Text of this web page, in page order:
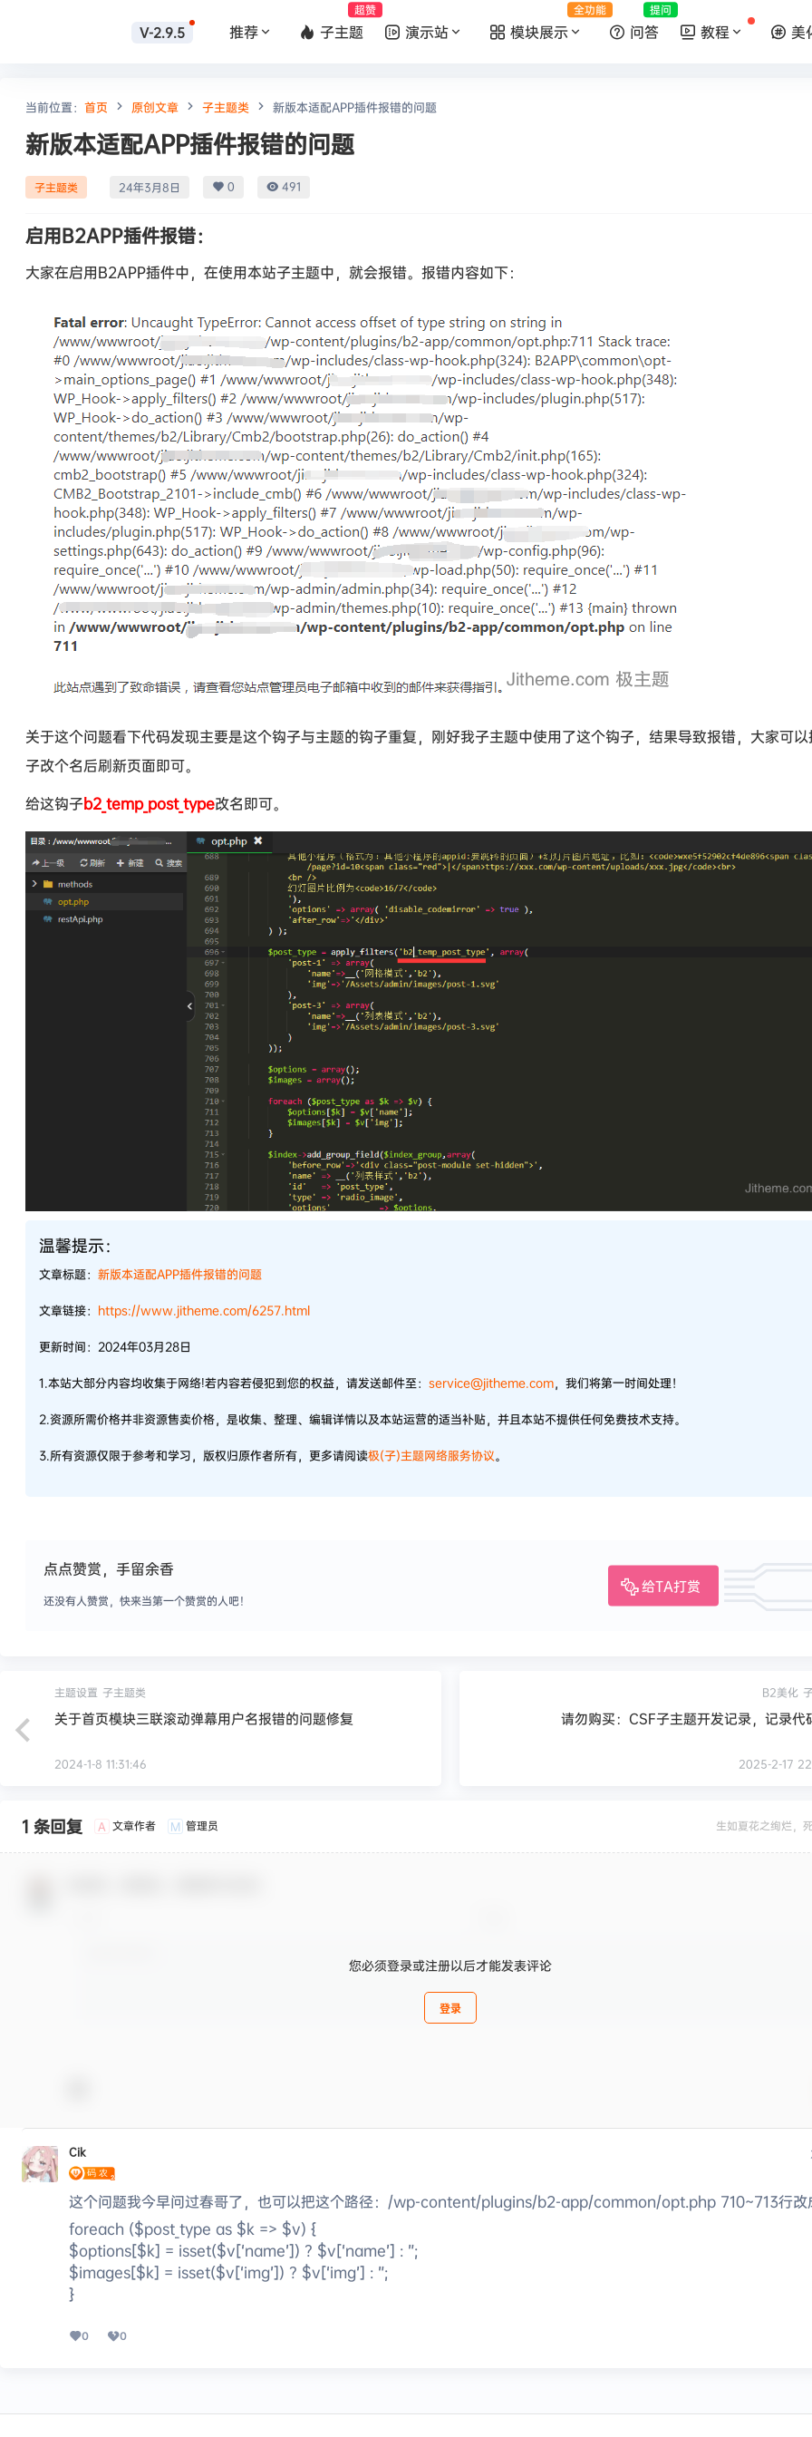
V-2.9.5 推荐 子主题
超赞
演示站 模块展示
全功能
问答
提问
教程 美
当前位置： 首页 原创文章 子主题类 新版本适配APP插件报错的问题
新版本适配APP插件报错的问题
子主题类 24年3月8日 0 491
启用B2APP插件报错：
大家在启用B2APP插件中，在使用本站子主题中，就会报错。报错内容如下：
关于这个问题看下代码发现主要是这个钩子与主题的钩子重复，刚好我子主题中使用了这个钩子，结果导致报错，大家可
子改个名后刷新页面即可。
给这钩子b2_temp_post_type改名即可。
温馨提示：
文章标题： 新版本适配APP插件报错的问题
文章链接： https://www.jitheme.com/6257.html
更新时间：2024年03月28日
1.本站大部分内容均收集于网络!若内容若侵犯到您的权益，请发送邮件至： service@jitheme.com，我们将第一时间处理！
2.资源所需价格并非资源售卖价格，是收集、整理、编辑详情以及本站运营的适当补贴，并且本站不提供任何免费技术支持。
3.所有资源仅限于参考和学习，版权归原作者所有，更多请阅读极(子)主题网络服务协议。
点点赞赏，手留余香
给TA打赏
还没有人赞赏，快来当第一个赞赏的人吧！
主题设置 子主题类
关于首页模块三联滚动弹幕用户名报错的问题修复
2024-1-8 11:31:46
B2美化
请勿购买：CSF子主题开发记录，记录代
2025-2-17
1 条回复 A 文章作者 M 管理员 生如夏花之绚烂，
您必须登录或注册以后才能发表评论
登录
Cik
这个问题我今早问过春哥了，也可以把这个路径：/wp-content/plugins/b2-app/common/opt.php 710~713行改
foreach ($post_type as $k => $v) {
$options[$k] = isset($v[‘name’]) ? $v[‘name’] : ”;
$images[$k] = isset($v[‘img’]) ? $v[‘img’] : ”;
}
0 0